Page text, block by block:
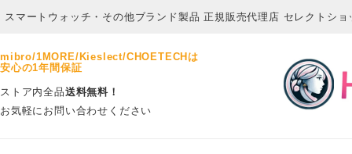
スマートウォッチ・その他ブランド製品 正規販売代理店 セレクトショ
mibro/1MORE/Kieslect/CHOETECHは
安心の1年間保証
ストア内全品送料無料！
お気軽にお問い合わせください